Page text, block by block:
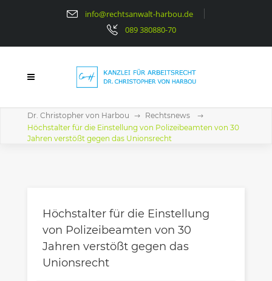
info@rechtsanwalt-harbou.de
089 380880-70
Dr. Christopher von Harbou
Rechtsnews
Höchstalter für die Einstellung von Polizeibeamten von 30
Jahren verstößt gegen das Unionsrecht
Höchstalter für die Einstellung
von Polizeibeamten von 30
Jahren verstößt gegen das
Unionsrecht